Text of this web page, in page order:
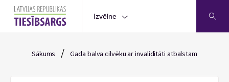
Izvēlne
Sākums / Gada balva cilvēku ar invaliditāti atbalstam